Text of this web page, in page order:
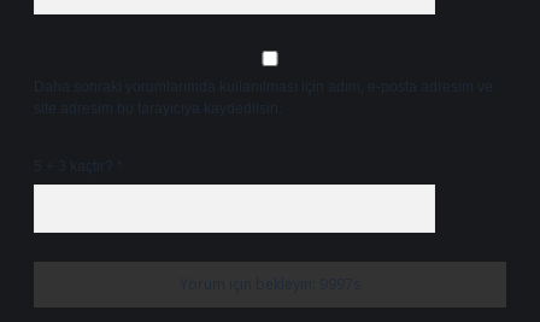
Daha sonraki yorumlarımda kullanılması için adım, e-posta adresim ve
site adresim bu tarayıcıya kaydedilsin.
5 + 3 kaçtır?